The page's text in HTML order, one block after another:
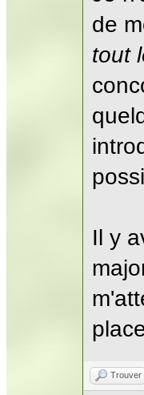
de
tout
Il y
Trouver